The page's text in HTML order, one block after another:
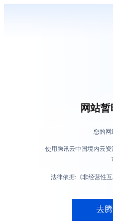
网站
您的网
使用腾讯云中国境内云
法律依据:《非经营性
去